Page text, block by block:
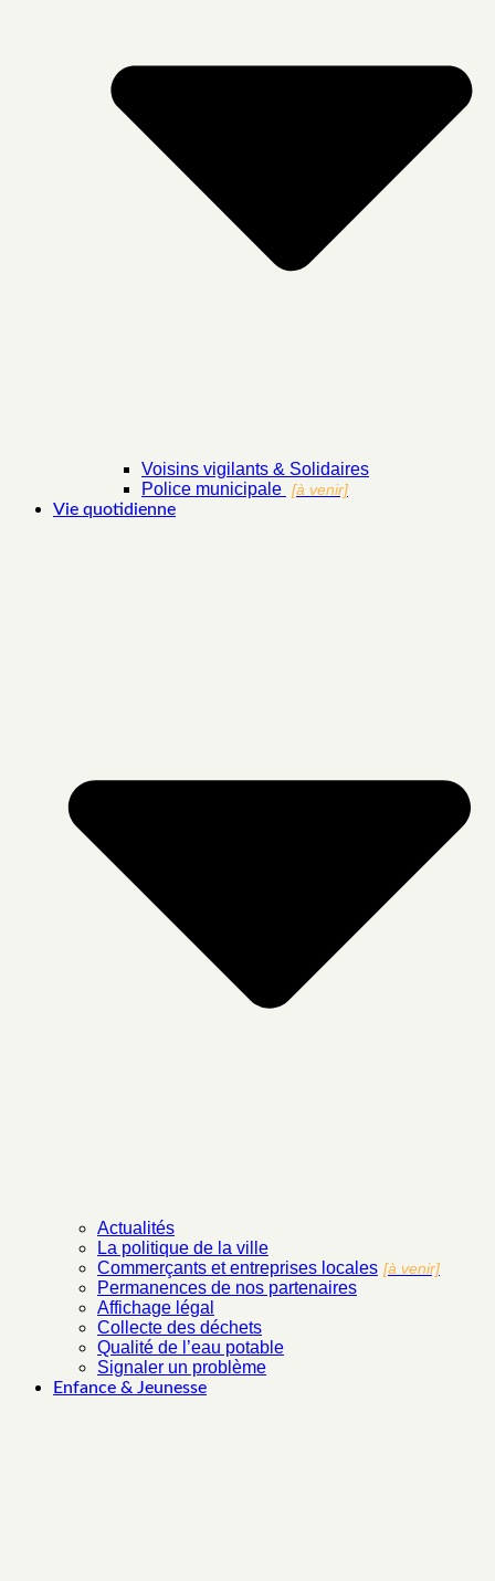
Voisins vigilants & Solidaires
Police municipale [à venir]
Vie quotidienne
Actualités
La politique de la ville
Commerçants et entreprises locales [à venir]
Permanences de nos partenaires
Affichage légal
Collecte des déchets
Qualité de l’eau potable
Signaler un problème
Enfance & Jeunesse